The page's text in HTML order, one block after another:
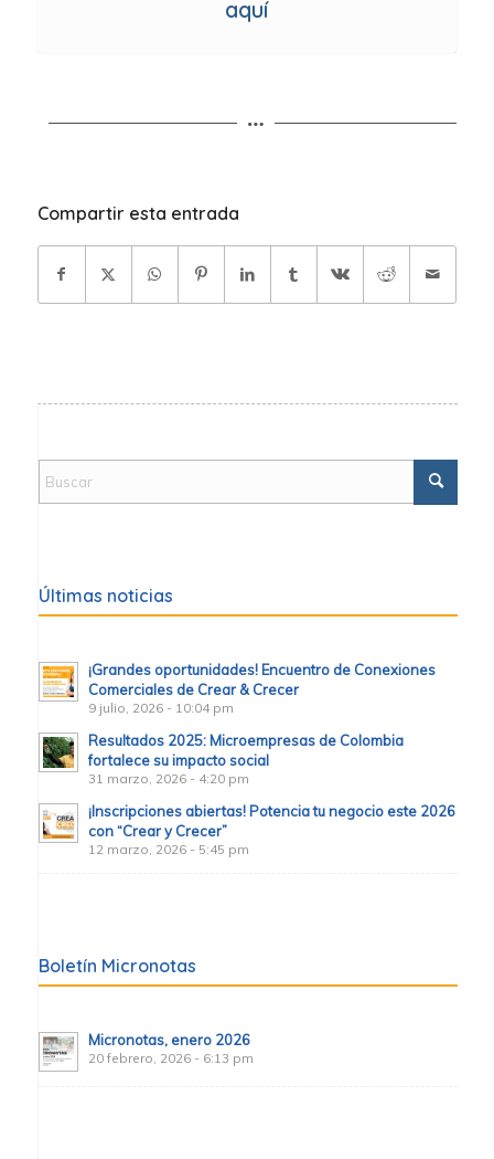
aquí
Compartir esta entrada
Últimas noticias
¡Grandes oportunidades! Encuentro de Conexiones
Comerciales de Crear & Crecer
9 julio, 2026 - 10:04 pm
Resultados 2025: Microempresas de Colombia
fortalece su impacto social
31 marzo, 2026 - 4:20 pm
¡Inscripciones abiertas! Potencia tu negocio este 2026
con “Crear y Crecer”
12 marzo, 2026 - 5:45 pm
Boletín Micronotas
Micronotas, enero 2026
20 febrero, 2026 - 6:13 pm